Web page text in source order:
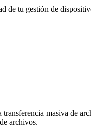
de tu gestión de
masiva de
archivos.